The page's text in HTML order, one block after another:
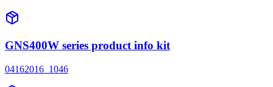
GNS400W series product info kit
04162016_1046